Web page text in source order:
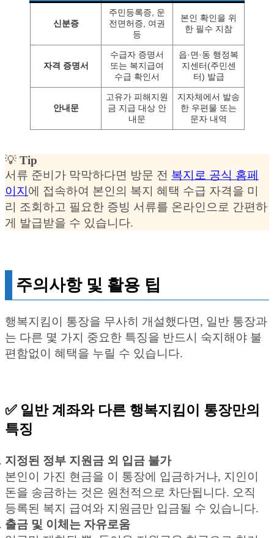
신분증
주민등록증, 운
전면허증, 여권
등
본인 확인을 위
한 필수 지참
자격 증명서
수급자 증명서
또는 복지급여
수급 확인서
읍·면·동 행정복
지센터(주민센
터) 발급
안내문
고유가 피해지원
금 지급 대상 안
내문
지자체에서 발송
한 우편물 또는
문자 내역
💡 Tip
서류 준비가 막막하다면 방문 전 복지로 공식 홈페
이지 에 접속하여 본인의 복지 혜택 수급 자격을 미
리 조회하고 필요한 증빙 서류를 온라인으로 간편하
게 발급받을 수 있습니다.
주의사항 및 활용 팁
행복지킴이 통장을 무사히 개설했다면, 일반 통장과
는 다른 몇 가지 중요한 특징을 반드시 숙지해야 불
편함없이 혜택을 누릴 수 있습니다.
✅ 일반 계좌와 다른 행복지킴이 통장만의
특징
지정된 정부 지원금 외 입금 불가
본인이 가진 현금을 이 통장에 입금하거나, 지인이
돈을 송금하는 것은 원천적으로 차단됩니다. 오직
등록된 복지 급여와 지원금만 입금될 수 있습니다.
출금 및 이체는 자유로움